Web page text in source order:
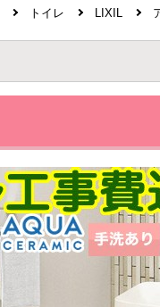
トイレ LIXIL